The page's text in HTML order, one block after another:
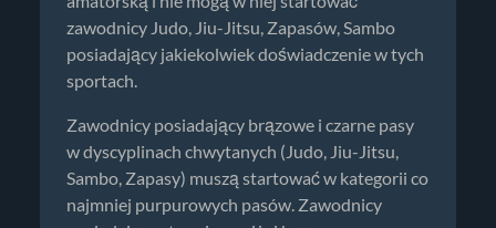
zawodnicy Judo, Jiu-Jitsu, Zapasów, Sambo
posiadający jakiekolwiek doświadczenie w tych
sportach.
Zawodnicy posiadający brązowe i czarne pasy
w dyscyplinach chwytanych (Judo, Jiu-Jitsu,
Sambo, Zapasy) muszą startować w kategorii co
najmniej purpurowych pasów. Zawodnicy